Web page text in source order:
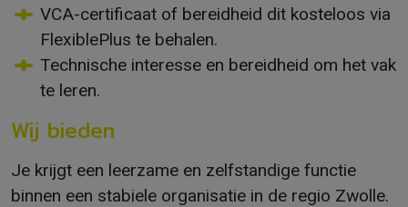
VCA-certificaat of bereidheid dit kosteloos via
FlexiblePlus te behalen.
Technische interesse en bereidheid om het vak
te leren.
Wij bieden
Je krijgt een leerzame en zelfstandige functie
binnen een stabiele organisatie in de regio Zwolle.